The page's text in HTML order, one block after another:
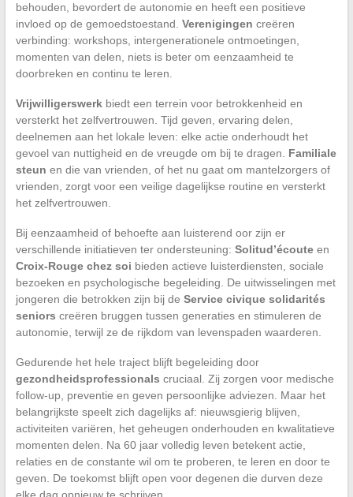
behouden, bevordert de autonomie en heeft een positieve
invloed op de gemoedstoestand. Verenigingen creëren
verbinding: workshops, intergenerationele ontmoetingen,
momenten van delen, niets is beter om eenzaamheid te
doorbreken en continu te leren.
Vrijwilligerswerkbiedt een terrein voor betrokkenheid en
versterkt het zelfvertrouwen. Tijd geven, ervaring delen,
deelnemen aan het lokale leven: elke actie onderhoudt het
gevoel van nuttigheid en de vreugde om bij te dragen. Familiale
steun en die van vrienden, of het nu gaat om mantelzorgers of
vrienden, zorgt voor een veilige dagelijkse routine en versterkt
het zelfvertrouwen.
Bij eenzaamheid of behoefte aan luisterend oor zijn er
verschillende initiatieven ter ondersteuning: Solitud’écouteen
Croix-Rouge chez soi bieden actieve luisterdiensten, sociale
bezoeken en psychologische begeleiding. De uitwisselingen met
jongeren die betrokken zijn bij de Service civique solidarités
seniors creëren bruggen tussen generaties en stimuleren de
autonomie, terwijl ze de rijkdom van levenspaden waarderen.
Gedurende het hele traject blijft begeleiding door
gezondheidsprofessionals cruciaal. Zij zorgen voor medische
follow-up, preventie en geven persoonlijke adviezen. Maar het
belangrijkste speelt zich dagelijks af: nieuwsgierig blijven,
activiteiten variëren, het geheugen onderhouden en kwalitatieve
momenten delen. Na 60 jaar volledig leven betekent actie,
relaties en de constante wil om te proberen, te leren en door te
geven. De toekomst blijft open voor degenen die durven deze